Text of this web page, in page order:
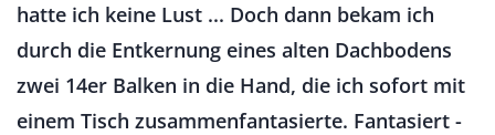
hatte ich keine Lust ... Doch dann bekam ich
durch die Entkernung eines alten Dachbodens
zwei 14er Balken in die Hand, die ich sofort mit
einem Tisch zusammenfantasierte. Fantasiert -